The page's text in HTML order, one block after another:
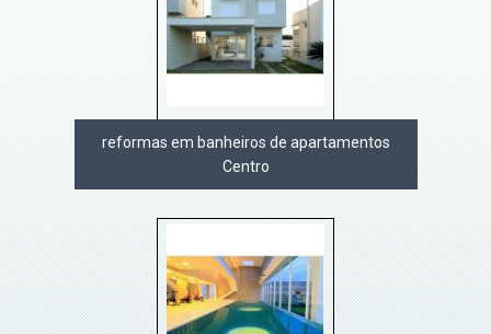
reformas em banheiros de apartamentos
Centro